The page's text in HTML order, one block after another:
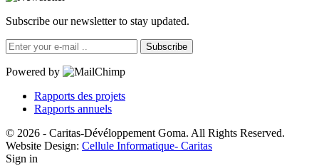
Subscribe our newsletter to stay updated.
Subscribe
Powered by
Rapports des projets
Rapports annuels
© 2026 - Caritas-Dévéloppement Goma. All Rights Reserved.
Website Design: Cellule Informatique- Caritas
Sign in